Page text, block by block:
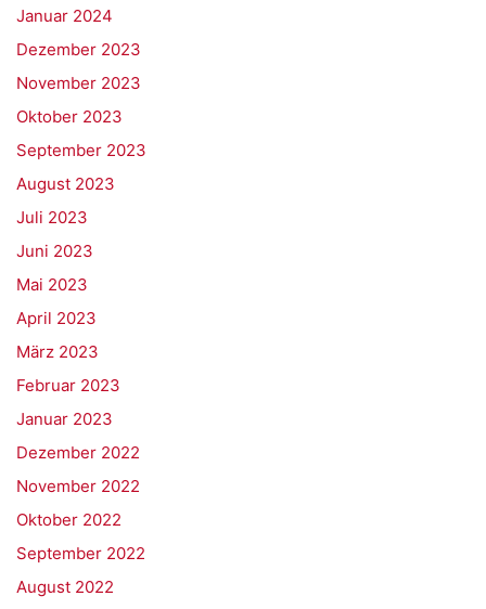
Januar 2024
Dezember 2023
November 2023
Oktober 2023
September 2023
August 2023
Juli 2023
Juni 2023
Mai 2023
April 2023
März 2023
Februar 2023
Januar 2023
Dezember 2022
November 2022
Oktober 2022
September 2022
August 2022